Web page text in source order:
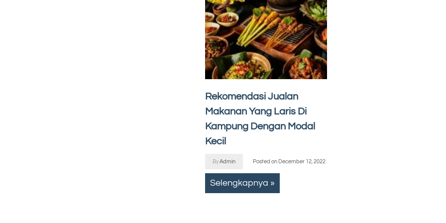
Rekomendasi Jualan
Makanan Yang Laris Di
Kampung Dengan Modal
Kecil
ByAdmin Posted on December 12, 2022
Selengkapnya »